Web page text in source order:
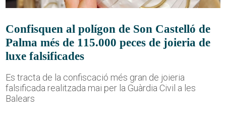
Confisquen al polígon de Son Castelló de
Palma més de 115.000 peces de joieria de
luxe falsificades
Es tracta de la confiscació més gran de joieria
falsificada realitzada mai per la Guàrdia Civil a les
Balears